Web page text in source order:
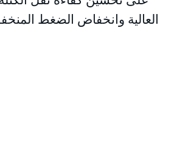
العالية وانخفاض الضغط